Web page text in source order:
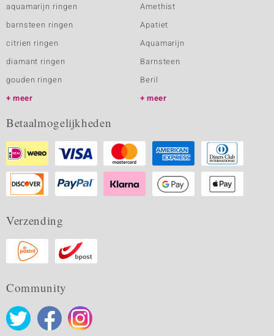
aquamarijn ringen
barnsteen ringen
citrien ringen
diamant ringen
gouden ringen
meer
Amethist
Apatiet
Aquamarijn
Barnsteen
Beril
meer
Betaalmogelijkheden
Verzending
Community